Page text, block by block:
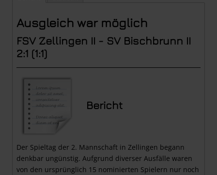
Ausgleich war möglich
FSV Zellingen II - SV Bischbrunn II
2:1 (1:1)
Bericht
Der Spieltag der 2. Mannschaft in Zellingen begann
denkbar ungünstig. Aufgrund diverser Ausfälle waren
von den ursprünglich 15 nominierten Spielern nur noch